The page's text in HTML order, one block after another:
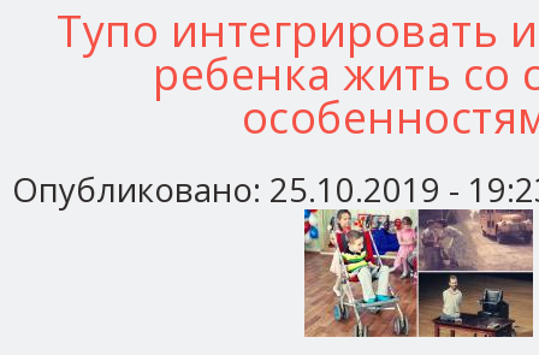
Тупо интегрировать
ребенка жить со
Опубликовано: 25.10.2019 -